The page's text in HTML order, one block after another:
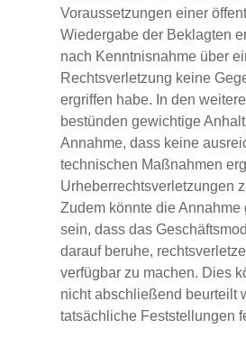
Voraussetzungen einer
Wiedergabe der Beklagten
nach Kenntnisnahme über
Rechtsverletzung keine
ergriffen habe. In den
bestünden gewichtige
Annahme, dass keine
technischen Maßnahmen
Urheberrechtsverletzungen
Zudem könnte die Annahme
sein, dass das
darauf beruhe,
verfügbar zu machen. Dies
nicht abschließend beurteilt
tatsächliche Feststellungen